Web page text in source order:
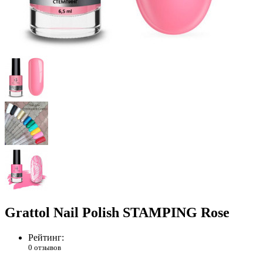
Grattol Nail Polish STAMPING Rose
Рейтинг:
0 отзывов